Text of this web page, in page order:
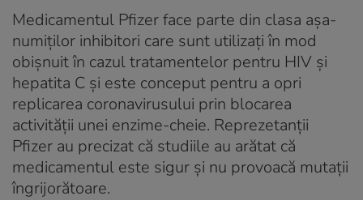
Medicamentul Pfizer face parte din clasa așa-
numiților inhibitori care sunt utilizați în mod
obișnuit în cazul tratamentelor pentru HIV și
hepatita C și este conceput pentru a opri
replicarea coronavirusului prin blocarea
activității unei enzime-cheie. Reprezetanții
Pfizer au precizat că studiile au arătat că
medicamentul este sigur și nu provoacă mutații
îngrijorătoare.